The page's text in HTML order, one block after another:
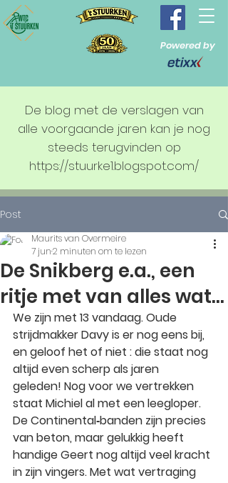
Powered by
De blog met de verslagen van
alle voorgaande jaren kan je nog
steeds terugvinden op
https://stuurke1.blogspot.com/
Post
De Snikberg e.a., een
ritje met van alles wat...
Maurits van Overmeire
7 jun2 minuten om te lezen
We zijn met 13 vandaag. Oude
strijdmakker Davy is er nog eens bij,
en geloof het of niet : die staat nog
altijd even scherp als jaren
geleden! Nog voor we vertrekken
staat Michiel al met een leegloper.
De Continental‑banden zijn precies
van beton, maar gelukkig heeft
handige Geert nog altijd veel kracht
in zijn vingers. Met wat vertraging